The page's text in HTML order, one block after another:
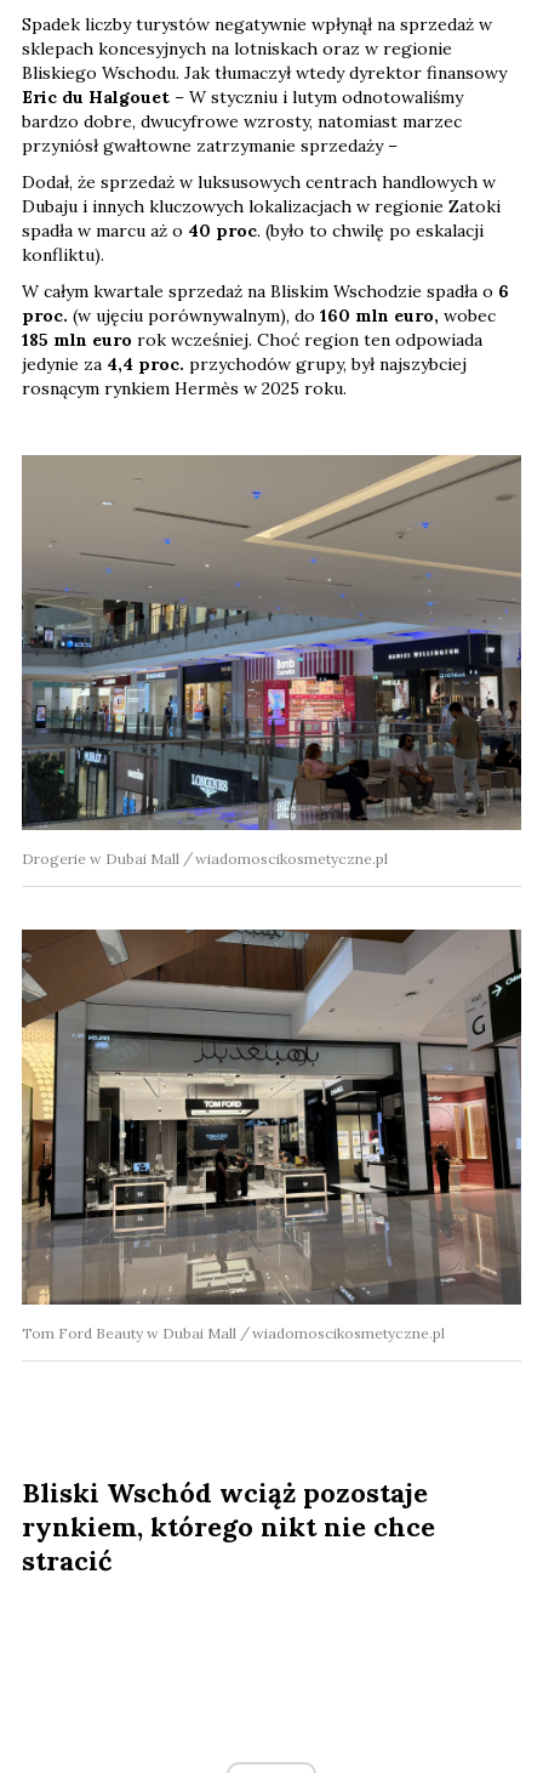
Spadek liczby turystów negatywnie wpłynął na sprzedaż w
sklepach koncesyjnych na lotniskach oraz w regionie
Bliskiego Wschodu. Jak tłumaczył wtedy dyrektor finansowy
Eric du Halgouet – W styczniu i lutym odnotowaliśmy
bardzo dobre, dwucyfrowe wzrosty, natomiast marzec
przyniósł gwałtowne zatrzymanie sprzedaży –
Dodał, że sprzedaż w luksusowych centrach handlowych w
Dubaju i innych kluczowych lokalizacjach w regionie Zatoki
spadła w marcu aż o 40 proc. (było to chwilę po eskalacji
konfliktu).
W całym kwartale sprzedaż na Bliskim Wschodzie spadła o 6
proc. (w ujęciu porównywalnym), do 160 mln euro, wobec
185 mln euro rok wcześniej. Choć region ten odpowiada
jedynie za 4,4 proc. przychodów grupy, był najszybciej
rosnącym rynkiem Hermès w 2025 roku.
Drogerie w Dubai Mall wiadomoscikosmetyczne.pl
Tom Ford Beauty w Dubai Mall wiadomoscikosmetyczne.pl
Bliski Wschód wciąż pozostaje
rynkiem, którego nikt nie chce
stracić